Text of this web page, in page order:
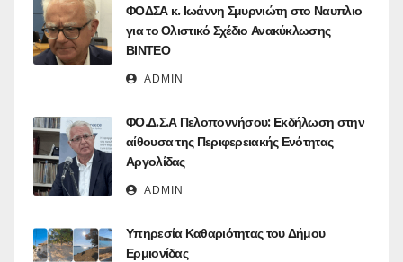
ΦΟΔΣΑ κ. Ιωάννη Σμυρνιώτη στο Ναυπλιο
για το Ολιστικό Σχέδιο Ανακύκλωσης
ΒΙΝΤΕΟ
ADMIN
ΦΟ.Δ.Σ.Α Πελοποννήσου: Eκδήλωση στην
αίθουσα της Περιφερειακής Ενότητας
Αργολίδας
ADMIN
Υπηρεσία Καθαριότητας του Δήμου
Ερμιονίδας